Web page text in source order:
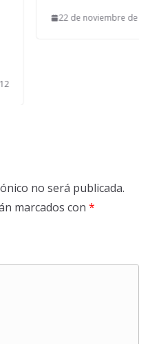
22 de noviembre de 2019
no será publicada.
marcados con *